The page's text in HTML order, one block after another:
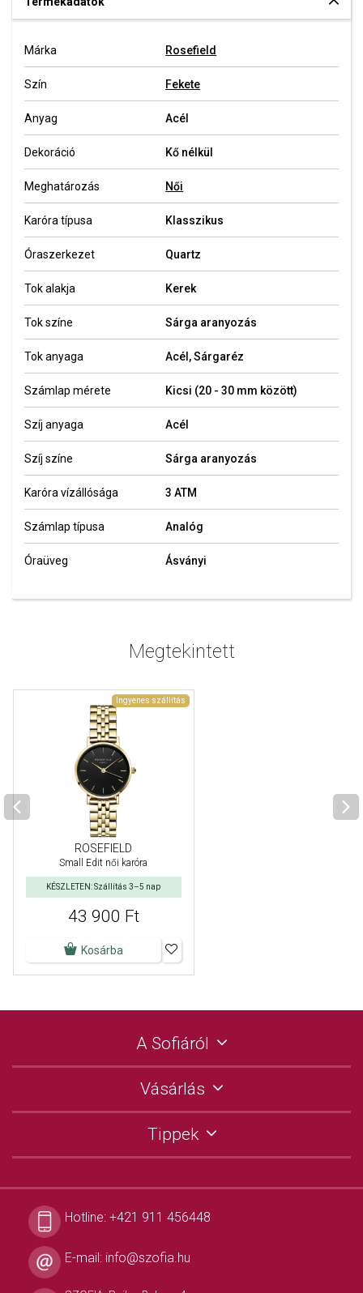
Márka Rosefield
Szín Fekete
Anyag Acél
Dekoráció Kő nélkül
Meghatározás Női
Karóra típusa Klasszikus
Óraszerkezet Quartz
Tok alakja Kerek
Tok színe Sárga aranyozás
Tok anyaga Acél, Sárgaréz
Számlap mérete Kicsi (20 - 30 mm között)
Szíj anyaga Acél
Szíj színe Sárga aranyozás
Karóra vízállósága 3 ATM
Számlap típusa Analóg
Óraüveg Ásványi
Megtekintett
Ingyenes szállítás
ROSEFIELD
Small Edit női karóra
KÉSZLETEN: Szállítás 3–5 nap
43 900 Ft
Kosárba
A Sofiáról
Vásárlás
Tippek
Hotline: +421 911 456448
E-mail: info@szofia.hu